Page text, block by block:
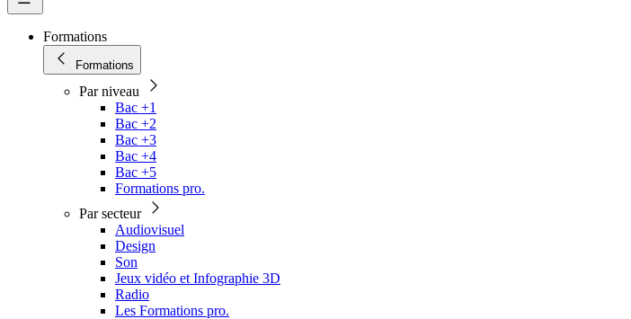
Formations
Formations
Par niveau
Bac +1
Bac +2
Bac +3
Bac +4
Bac +5
Formations pro.
Par secteur
Audiovisuel
Design
Son
Jeux vidéo et Infographie 3D
Radio
Les Formations pro.